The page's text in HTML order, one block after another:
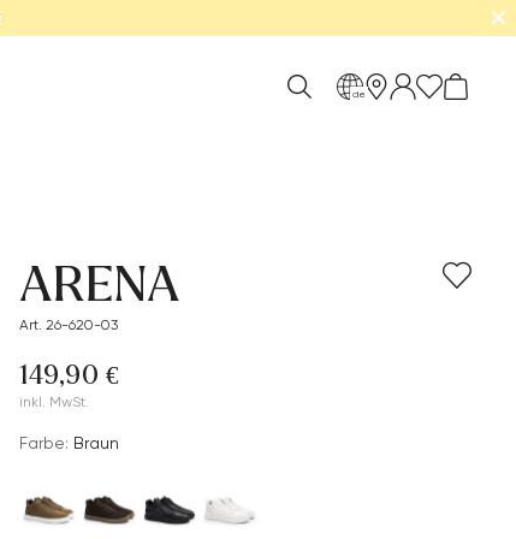
✕
de
ARENA
Art. 26-620-03
149,90 €
inkl. MwSt.
Farbe: Braun